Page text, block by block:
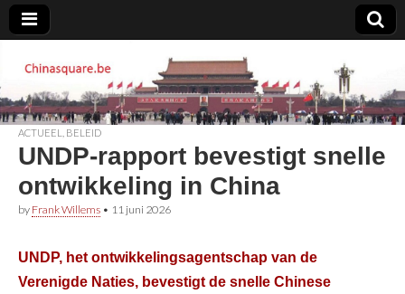
Chinasquare.be
ACTUEEL BELEID
UNDP-rapport bevestigt snelle
ontwikkeling in China
by Frank Willems • 11 juni 2026
UNDP, het ontwikkelingsagentschap van de
Verenigde Naties, bevestigt de snelle Chinese